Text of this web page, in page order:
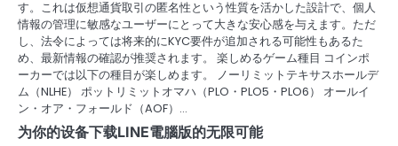
す。これは仮想通貨取引の匿名性という性質を活かした設計で、個人
情報の管理に敏感なユーザーにとって大きな安心感を与えます。ただ
し、法令によっては将来的にKYC要件が追加される可能性もあるた
め、最新情報の確認が推奨されます。 楽しめるゲーム種目 コインポ
ーカーでは以下の種目が楽しめます。 ノーリミットテキサスホールデ
ム（NLHE） ポットリミットオマハ（PLO・PLO5・PLO6） オールイ
ン・オア・フォールド（AOF）…
为你的设备下载LINE電腦版的无限可能